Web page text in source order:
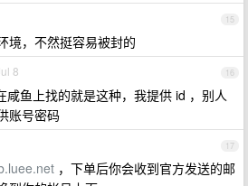
15
境，不然挺容易被封的
16
8
咸鱼上找的就是这种，我提供 id ，别人
账号密码
17
，下单后你会收到官方发送的邮